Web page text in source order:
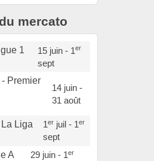
mercato
15 juin - 1er
sept
14 juin -
31 août
1erjuil - 1er
sept
29 juin - 1er